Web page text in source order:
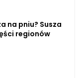
na pniu? Susza
regionów